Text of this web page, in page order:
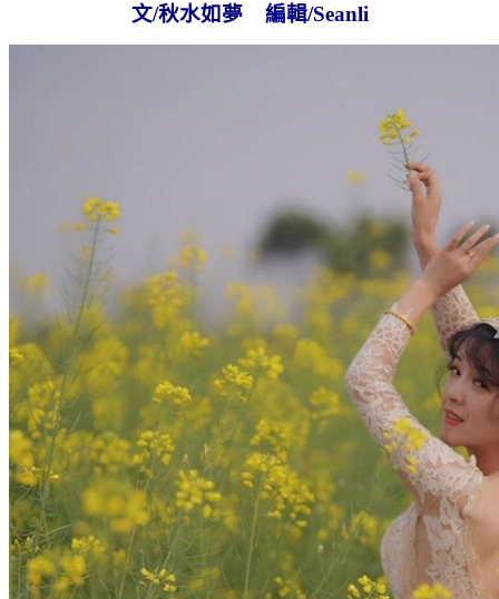
文/秋水如夢 編輯/Seanli